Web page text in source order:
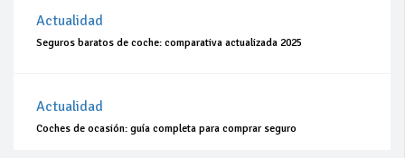
Actualidad
Seguros baratos de coche: comparativa actualizada 2025
Actualidad
Coches de ocasión: guía completa para comprar seguro